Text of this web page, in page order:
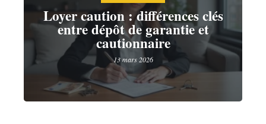
Loyer caution : différences clés
entre dépôt de garantie et
cautionnaire
13 mars 2026